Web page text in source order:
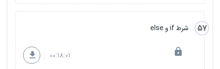
57 شرط if و else
00:18:01